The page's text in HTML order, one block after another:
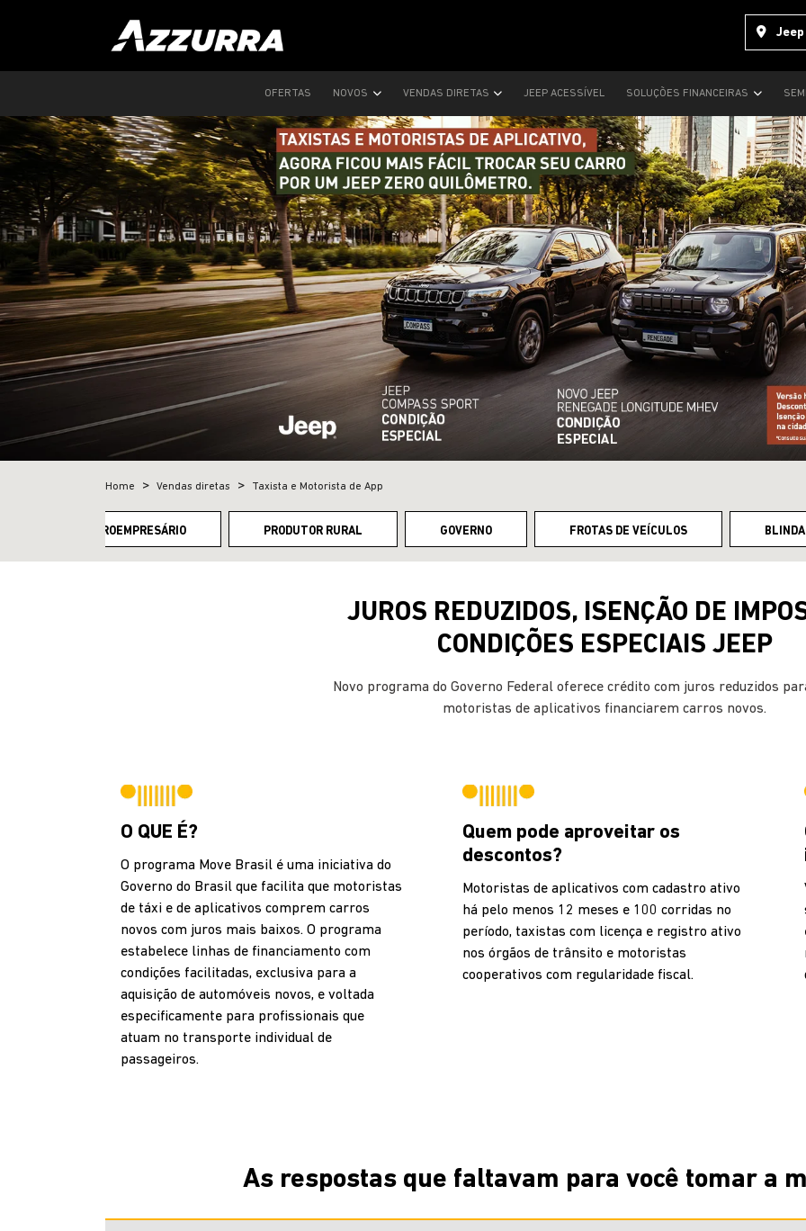
OFERTAS NOVOS VENDAS DIRETAS JEEP ACESSÍVEL SOLUÇÕES FINANCEIRAS
Home Vendas diretas Taxista e Motorista de App
CNPJ E MICROEMPRESÁRIO PRODUTOR RURAL GOVERNO FROTAS DE VEÍCULOS
JUROS REDUZIDOS, ISENÇÃO DE
CONDIÇÕES ESPECIAIS JEEP
Novo programa do Governo Federal oferece crédito com juros reduzidos
motoristas de aplicativos financiarem carros novos.
O QUE É?
O programa Move Brasil é uma iniciativa do
Governo do Brasil que facilita que motoristas
de táxi e de aplicativos comprem carros
novos com juros mais baixos. O programa
estabelece linhas de financiamento com
condições facilitadas, exclusiva para a
aquisição de automóveis novos, e voltada
especificamente para profissionais que
atuam no transporte individual de
passageiros.
Quem pode aproveitar os
descontos?
Motoristas de aplicativos com cadastro ativo
há pelo menos 12 meses e 100 corridas no
período, taxistas com licença e registro ativo
nos órgãos de trânsito e motoristas
cooperativos com regularidade fiscal.
As respostas que faltavam para você tomar a